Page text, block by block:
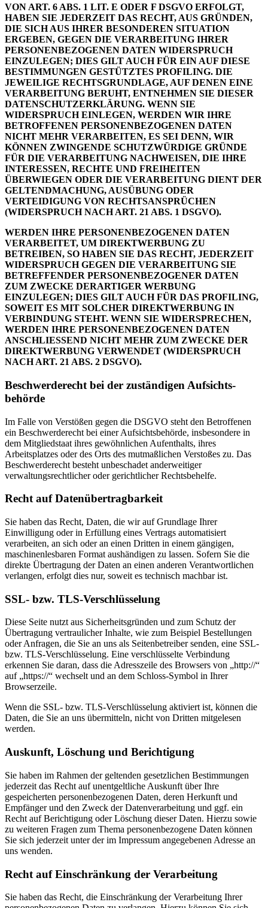
VON ART. 6 ABS. 1 LIT. E ODER F DSGVO ERFOLGT,
HABEN SIE JEDERZEIT DAS RECHT, AUS GRÜNDEN,
DIE SICH AUS IHRER BESONDEREN SITUATION
ERGEBEN, GEGEN DIE VERARBEITUNG IHRER
PERSONENBEZOGENEN DATEN WIDERSPRUCH
EINZULEGEN; DIES GILT AUCH FÜR EIN AUF DIESE
BESTIMMUNGEN GESTÜTZTES PROFILING. DIE
JEWEILIGE RECHTSGRUNDLAGE, AUF DENEN EINE
VERARBEITUNG BERUHT, ENTNEHMEN SIE DIESER
DATENSCHUTZERKLÄRUNG. WENN SIE
WIDERSPRUCH EINLEGEN, WERDEN WIR IHRE
BETROFFENEN PERSONENBEZOGENEN DATEN
NICHT MEHR VERARBEITEN, ES SEI DENN, WIR
KÖNNEN ZWINGENDE SCHUTZWÜRDIGE GRÜNDE
FÜR DIE VERARBEITUNG NACHWEISEN, DIE IHRE
INTERESSEN, RECHTE UND FREIHEITEN
ÜBERWIEGEN ODER DIE VERARBEITUNG DIENT DER
GELTENDMACHUNG, AUSÜBUNG ODER
VERTEIDIGUNG VON RECHTSANSPRÜCHEN
(WIDERSPRUCH NACH ART. 21 ABS. 1 DSGVO).
WERDEN IHRE PERSONENBEZOGENEN DATEN
VERARBEITET, UM DIREKTWERBUNG ZU
BETREIBEN, SO HABEN SIE DAS RECHT, JEDERZEIT
WIDERSPRUCH GEGEN DIE VERARBEITUNG SIE
BETREFFENDER PERSONENBEZOGENER DATEN
ZUM ZWECKE DERARTIGER WERBUNG
EINZULEGEN; DIES GILT AUCH FÜR DAS PROFILING,
SOWEIT ES MIT SOLCHER DIREKTWERBUNG IN
VERBINDUNG STEHT. WENN SIE WIDERSPRECHEN,
WERDEN IHRE PERSONENBEZOGENEN DATEN
ANSCHLIESSEND NICHT MEHR ZUM ZWECKE DER
DIREKTWERBUNG VERWENDET (WIDERSPRUCH
NACH ART. 21 ABS. 2 DSGVO).
Beschwerde­recht bei der zuständigen Aufsichts­
behörde
Im Falle von Verstößen gegen die DSGVO steht den Betroffenen
ein Beschwerderecht bei einer Aufsichtsbehörde, insbesondere in
dem Mitgliedstaat ihres gewöhnlichen Aufenthalts, ihres
Arbeitsplatzes oder des Orts des mutmaßlichen Verstoßes zu. Das
Beschwerderecht besteht unbeschadet anderweitiger
verwaltungsrechtlicher oder gerichtlicher Rechtsbehelfe.
Recht auf Daten­übertrag­barkeit
Sie haben das Recht, Daten, die wir auf Grundlage Ihrer
Einwilligung oder in Erfüllung eines Vertrags automatisiert
verarbeiten, an sich oder an einen Dritten in einem gängigen,
maschinenlesbaren Format aushändigen zu lassen. Sofern Sie die
direkte Übertragung der Daten an einen anderen Verantwortlichen
verlangen, erfolgt dies nur, soweit es technisch machbar ist.
SSL- bzw. TLS-Verschlüsselung
Diese Seite nutzt aus Sicherheitsgründen und zum Schutz der
Übertragung vertraulicher Inhalte, wie zum Beispiel Bestellungen
oder Anfragen, die Sie an uns als Seitenbetreiber senden, eine SSL-
bzw. TLS-Verschlüsselung. Eine verschlüsselte Verbindung
erkennen Sie daran, dass die Adresszeile des Browsers von „http://“
auf „https://“ wechselt und an dem Schloss-Symbol in Ihrer
Browserzeile.
Wenn die SSL- bzw. TLS-Verschlüsselung aktiviert ist, können die
Daten, die Sie an uns übermitteln, nicht von Dritten mitgelesen
werden.
Auskunft, Löschung und Berichtigung
Sie haben im Rahmen der geltenden gesetzlichen Bestimmungen
jederzeit das Recht auf unentgeltliche Auskunft über Ihre
gespeicherten personenbezogenen Daten, deren Herkunft und
Empfänger und den Zweck der Datenverarbeitung und ggf. ein
Recht auf Berichtigung oder Löschung dieser Daten. Hierzu sowie
zu weiteren Fragen zum Thema personenbezogene Daten können
Sie sich jederzeit unter der im Impressum angegebenen Adresse an
uns wenden.
Recht auf Einschränkung der Verarbeitung
Sie haben das Recht, die Einschränkung der Verarbeitung Ihrer